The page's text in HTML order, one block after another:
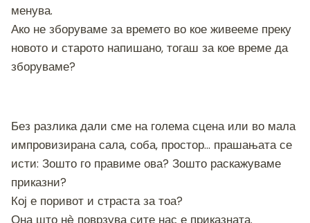
менува.
Ако не зборуваме за времето во кое живееме преку
новото и старото напишано, тогаш за кое време да
зборуваме?
Без разлика дали сме на голема сцена или во мала
импровизирана сала, соба, простор… прашањата се
исти: Зошто го правиме ова? Зошто раскажуваме
приказни?
Кој е поривот и страста за тоа?
Она што нè поврзува сите нас е приказната.